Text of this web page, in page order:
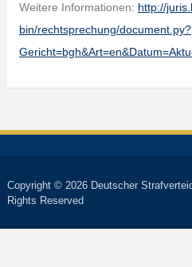
Weitere Informationen: http://
bin/rechtsprechung/document.py?
Copyright © 2026 Deutscher
Rights Reserved